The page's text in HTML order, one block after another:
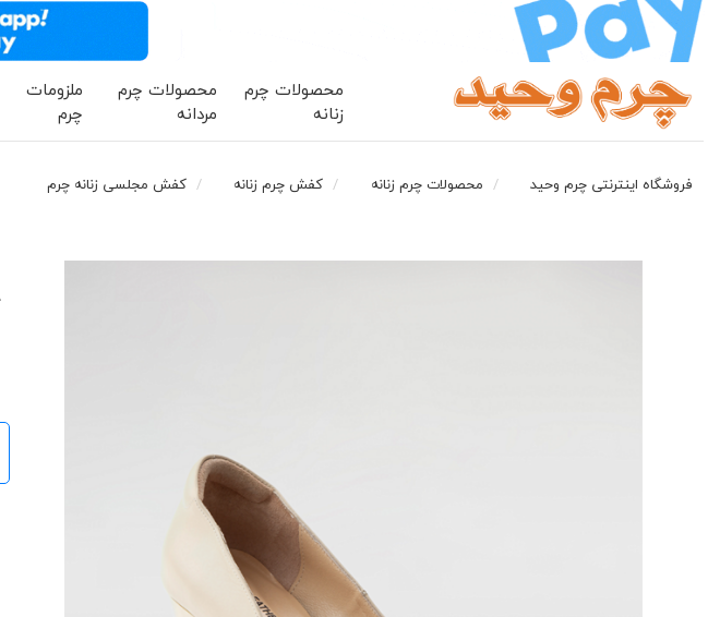
محصولات چرم
زنانه
محصولات چرم
مردانه
ملزومات
چرم
فروشگاه اینترنتی چرم وحید محصولات چرم زنانه کفش چرم زنانه کفش مجلسی زنانه چرم